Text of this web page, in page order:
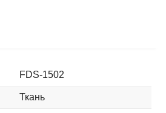
FDS-1502
Ткань